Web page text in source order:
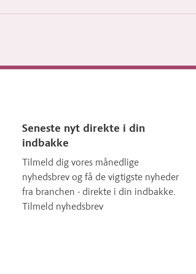
Seneste nyt direkte i din
indbakke
Tilmeld dig vores månedlige
nyhedsbrev og få de vigtigste nyheder
fra branchen - direkte i din indbakke.
Tilmeld nyhedsbrev